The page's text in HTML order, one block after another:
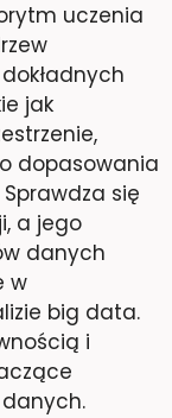
uczenia
jak
dopasowania
się
a jego
danych
w
big data.
i